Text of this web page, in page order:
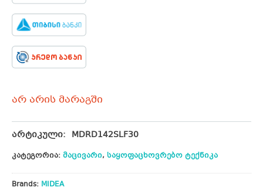
არ არის მარაგში
არტიკული: MDRD142SLF30
კატეგორია: მაცივარი, საყოფაცხოვრებო ტექნიკა
Brands: MIDEA